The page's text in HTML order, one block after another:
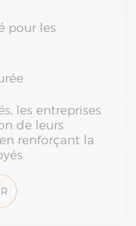
pour les
les entreprises
de leurs
renforçant la